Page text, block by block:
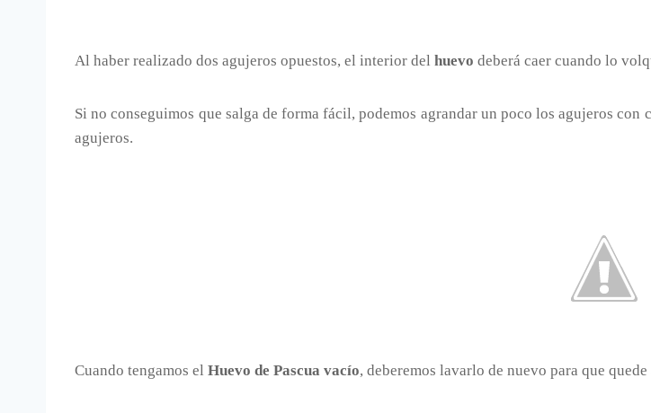
Al haber realizado dos agujeros opuestos, el interior del huevo deberá caer cuando lo
Si no conseguimos que salga de forma fácil, podemos agrandar un poco los agujeros con
agujeros.
Cuando tengamos el Huevo de Pascua vacío, deberemos lavarlo de nuevo para que